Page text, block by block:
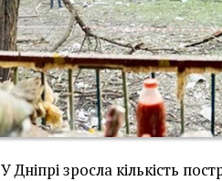
У Дніпрі зросла кількість